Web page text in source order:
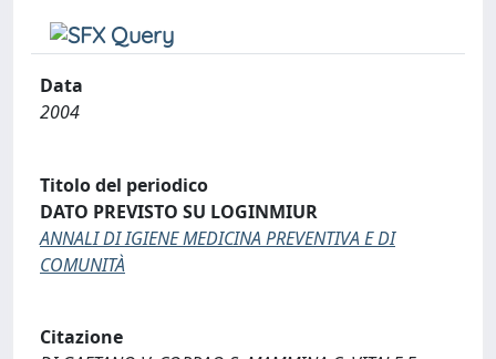
Data
2004
Titolo del periodico
DATO PREVISTO SU LOGINMIUR
ANNALI DI IGIENE MEDICINA PREVENTIVA E DI
COMUNITÀ
Citazione